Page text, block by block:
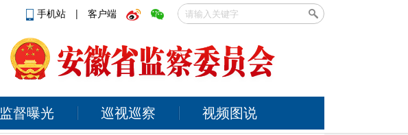
手机站 | 客户端
监督曝光 巡视巡察 视频图说